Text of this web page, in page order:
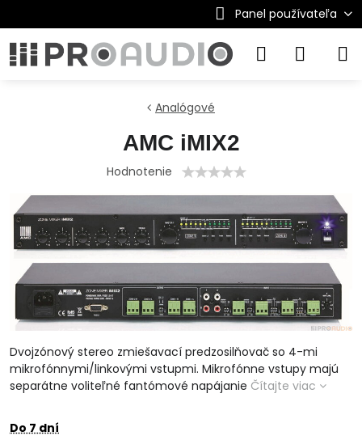
Panel používateľa
Analógové
AMC iMIX2
Hodnotenie
Dvojzónový stereo zmiešavací predzosilňovač so 4-mi
mikrofónnymi/linkovými vstupmi. Mikrofónne vstupy majú
separátne voliteľné fantómové napájanie Čítajte viac
Do 7 dní